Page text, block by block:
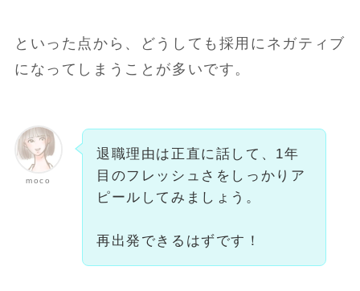
といった点から、どうしても採用にネガティブ
になってしまうことが多いです。
moco
退職理由は正直に話して、1年
目のフレッシュさをしっかりア
ピールしてみましょう。
再出発できるはずです！